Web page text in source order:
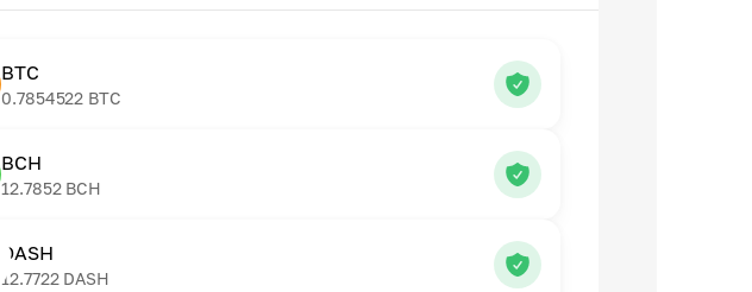
BTC
0.7854522 BTC
BCH
12.7852 BCH
DASH
12.7722 DASH